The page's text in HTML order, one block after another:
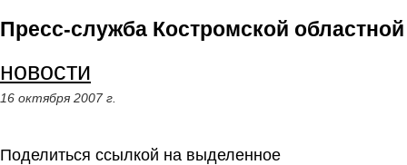
Пресс-служба Костромской
новости
16 октября 2007 г.
Поделиться ссылкой на выделенное